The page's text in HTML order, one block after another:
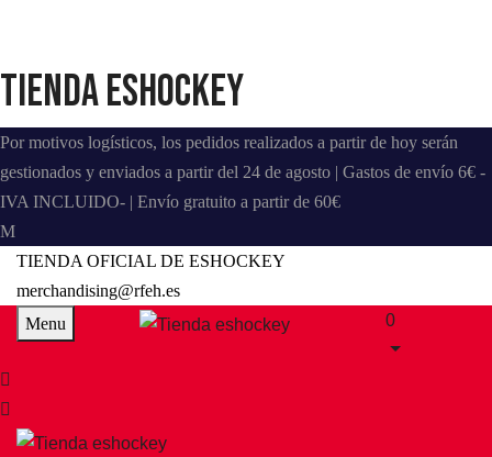
Tienda eshockey
Por motivos logísticos, los pedidos realizados a partir de hoy serán
gestionados y enviados a partir del 24 de agosto | Gastos de envío 6€ -
IVA INCLUIDO- | Envío gratuito a partir de 60€
TIENDA OFICIAL DE ESHOCKEY
merchandising@rfeh.es
Menu
0